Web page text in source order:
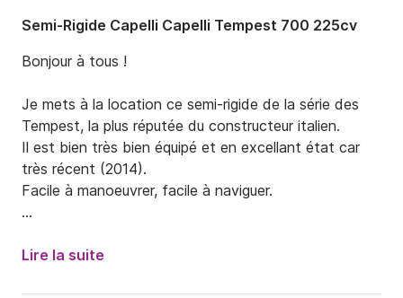
Semi-Rigide Capelli Capelli Tempest 700 225cv
Bonjour à tous !
Je mets à la location ce semi-rigide de la série des
Tempest, la plus réputée du constructeur italien.
Il est bien très bien équipé et en excellant état car
très récent (2014).
Facile à manoeuvrer, facile à naviguer.
Ludique, simple à utiliser, et avec un un passage en
Lire la suite